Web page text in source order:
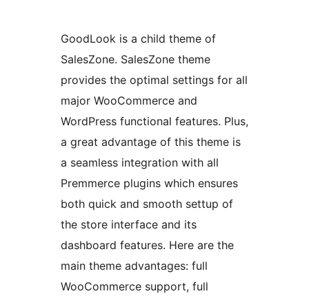
GoodLook is a child theme of
SalesZone. SalesZone theme
provides the optimal settings for all
major WooCommerce and
WordPress functional features. Plus,
a great advantage of this theme is
a seamless integration with all
Premmerce plugins which ensures
both quick and smooth settup of
the store interface and its
dashboard features. Here are the
main theme advantages: full
WooCommerce support, full